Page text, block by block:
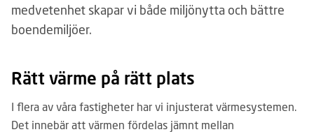
medvetenhet skapar vi både miljönytta och bättre
boendemiljöer.
Rätt värme på rätt plats
I flera av våra fastigheter har vi injusterat värmesystemen.
Det innebär att värmen fördelas jämnt mellan